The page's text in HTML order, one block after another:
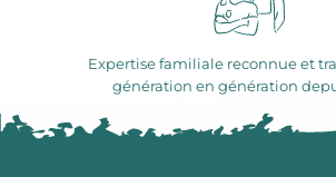
Expertise familiale reconnue et
génération en génération